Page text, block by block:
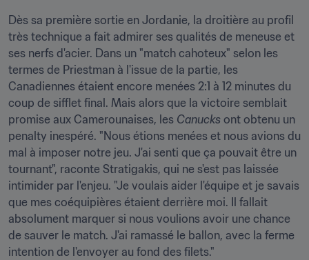
Dès sa première sortie en Jordanie, la droitière au profil
très technique a fait admirer ses qualités de meneuse et
ses nerfs d'acier. Dans un "match cahoteux" selon les
termes de Priestman à l'issue de la partie, les
Canadiennes étaient encore menées 2:1 à 12 minutes du
coup de sifflet final. Mais alors que la victoire semblait
promise aux Camerounaises, les Canucks ont obtenu un
penalty inespéré. "Nous étions menées et nous avions du
mal à imposer notre jeu. J'ai senti que ça pouvait être un
tournant", raconte Stratigakis, qui ne s'est pas laissée
intimider par l'enjeu. "Je voulais aider l'équipe et je savais
que mes coéquipières étaient derrière moi. Il fallait
absolument marquer si nous voulions avoir une chance
de sauver le match. J'ai ramassé le ballon, avec la ferme
intention de l'envoyer au fond des filets."